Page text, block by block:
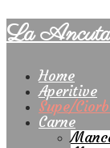
La Ancuta
Home
Aperitive
Supe/
Carne